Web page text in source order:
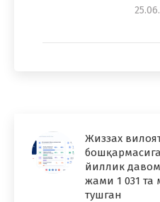
Жиззах
йиллик
жами 1 031 та
тушган